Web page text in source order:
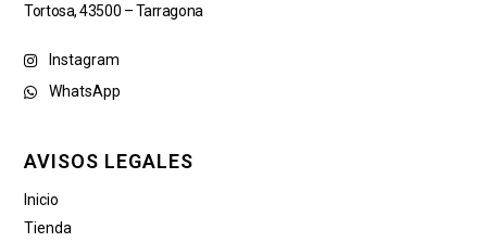
Tortosa, 43500 – Tarragona
Instagram
WhatsApp
AVISOS LEGALES
Inicio
Tienda